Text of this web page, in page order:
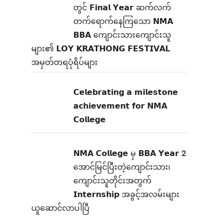
တွင် 𝗙𝗶𝗻𝗮𝗹 𝗬𝗲𝗮𝗿 ဆက်လက်
တက်ရောက်နေကြသော 𝗡𝗠𝗔
𝗕𝗕𝗔 ကျောင်းသားကျောင်းသူ
များ၏ 𝗟𝗢𝗬 𝗞𝗥𝗔𝗧𝗛𝗢𝗡𝗚 𝗙𝗘𝗦𝗧𝗜𝗩𝗔𝗟
အမှတ်တရပုံရိပ်များ
𝗖𝗲𝗹𝗲𝗯𝗿𝗮𝘁𝗶𝗻𝗴 𝗮 𝗺𝗶𝗹𝗲𝘀𝘁𝗼𝗻𝗲
𝗮𝗰𝗵𝗶𝗲𝘃𝗲𝗺𝗲𝗻𝘁 𝗳𝗼𝗿 𝗡𝗠𝗔
𝗖𝗼𝗹𝗹𝗲𝗴𝗲
𝗡𝗠𝗔 𝗖𝗼𝗹𝗹𝗲𝗴𝗲 မှ 𝗕𝗕𝗔 𝗬𝗲𝗮𝗿 2
အောင်မြင်ပြီးတဲ့ကျောင်းသား၊‌
ကျောင်းသူတိုင်းအတွက်
𝗜𝗻𝘁𝗲𝗿𝗻𝘀𝗵𝗶𝗽 အခွင့်အလမ်းများ
ယူဆောင်လာပါပြီ